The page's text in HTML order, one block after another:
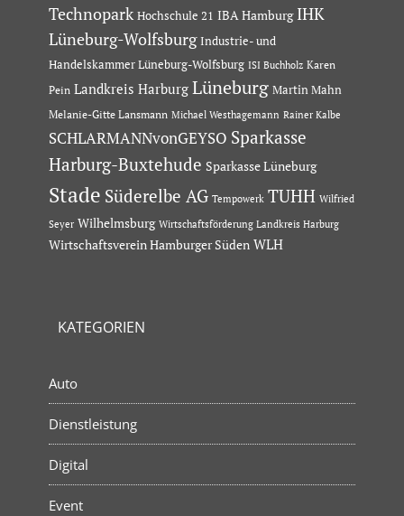
Technopark Hochschule 21 IBA Hamburg IHK
Lüneburg-Wolfsburg Industrie- und
Handelskammer Lüneburg-Wolfsburg ISI Buchholz Karen
Pein Landkreis Harburg Lüneburg Martin Mahn
Melanie-Gitte Lansmann Michael Westhagemann Rainer Kalbe
SCHLARMANNvonGEYSO Sparkasse
Harburg-Buxtehude Sparkasse Lüneburg
Stade Süderelbe AG Tempowerk TUHH Wilfried
Seyer Wilhelmsburg Wirtschaftsförderung Landkreis Harburg
Wirtschaftsverein Hamburger Süden WLH
KATEGORIEN
Auto
Dienstleistung
Digital
Event